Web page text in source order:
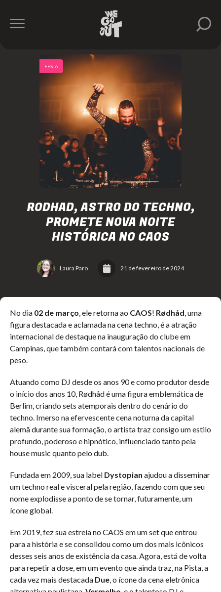
RODHAD, ASTRO DO TECHNO,
PROMETE NOVA NOITE
HISTÓRICA NO CAOS
Laura Paro 21 de fevereiro de 2024
FESTA
No dia 02 de março, ele retorna ao CAOS! Rødhåd, uma
figura destacada e aclamada na cena techno, é a atração
internacional de destaque na inauguração do clube em
Campinas, que também contará com talentos nacionais de
peso.
Atuando como DJ desde os anos 90 e como produtor desde
o início dos anos 10, Rødhåd é uma figura emblemática de
Berlim, criando sets atemporais dentro do cenário do
techno. Imerso na efervescente cena noturna da capital
alemã durante sua formação, o artista traz consigo um estilo
profundo, poderoso e hipnótico, influenciado tanto pela
house music quanto pelo dub.
Fundada em 2009, sua label Dystopian ajudou a disseminar
um techno real e visceral pela região, fazendo com que seu
nome explodisse a ponto de se tornar, futuramente, um
ícone global.
Em 2019, fez sua estreia no CAOS em um set que entrou
para a história e se consolidou como um dos mais icônicos
desses seis anos de existência da casa. Agora, está de volta
para repetir a dose, em um evento que ainda traz, na Pista, a
cada vez mais destacada Due, o ícone da cena eletrônica